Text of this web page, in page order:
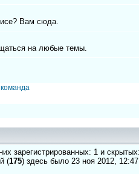
Вам сюда.
на любые темы.
зарегистрированных: 1 и
(175) здесь было 23 ноя 2012, 12:47